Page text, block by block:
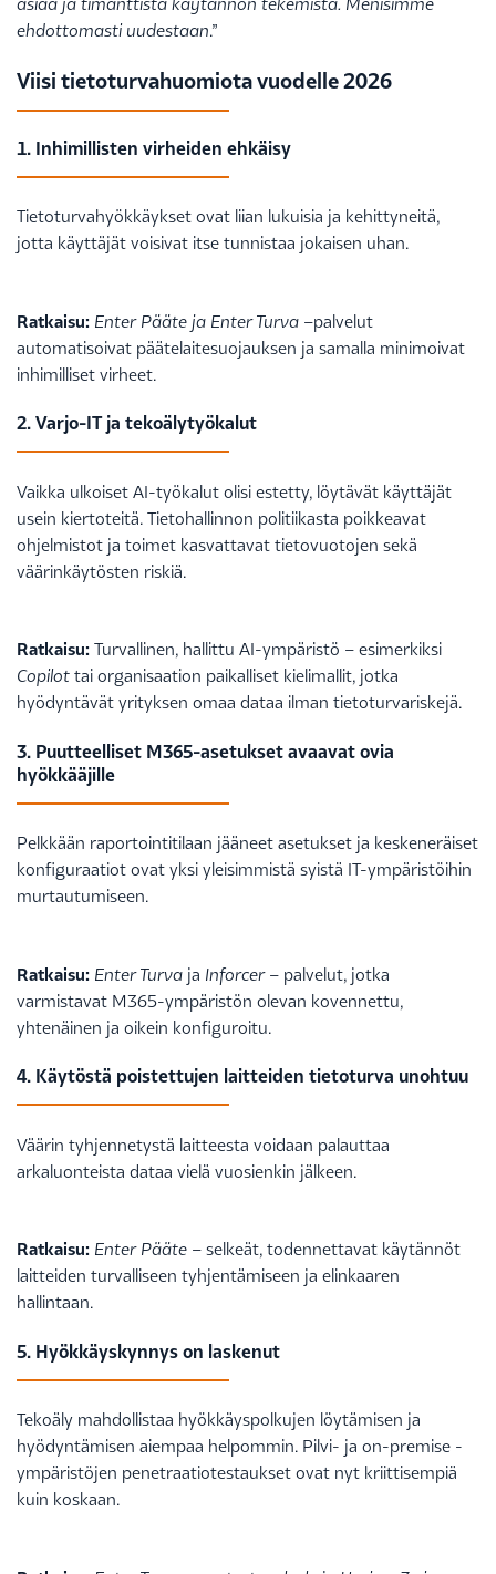
ehdottomasti uudestaan .”
Viisi tietoturvahuomiota vuodelle 2026
1. Inhimillisten virheiden ehkäisy
Tietoturvahyökkäykset ovat liian lukuisia ja kehittyneitä,
jotta käyttäjät voisivat itse tunnistaa jokaisen uhan.
Ratkaisu: Enter Pääte ja Enter Turva –palvelut
automatisoivat päätelaitesuojauksen ja samalla minimoivat
inhimilliset virheet.
2. Varjo-IT ja tekoälytyökalut
Vaikka ulkoiset AI-työkalut olisi estetty, löytävät käyttäjät
usein kiertoteitä. Tietohallinnon politiikasta poikkeavat
ohjelmistot ja toimet kasvattavat tietovuotojen sekä
väärinkäytösten riskiä.
Ratkaisu: Turvallinen, hallittu AI-ympäristö – esimerkiksi
Copilot tai organisaation paikalliset kielimallit, jotka
hyödyntävät yrityksen omaa dataa ilman tietoturvariskejä.
3. Puutteelliset M365-asetukset avaavat ovia
hyökkääjille
Pelkkään raportointitilaan jääneet asetukset ja keskeneräiset
konfiguraatiot ovat yksi yleisimmistä syistä IT-ympäristöihin
murtautumiseen.
Ratkaisu: Enter Turva ja Inforcer– palvelut, jotka
varmistavat M365-ympäristön olevan kovennettu,
yhtenäinen ja oikein konfiguroitu.
4. Käytöstä poistettujen laitteiden tietoturva unohtuu
Väärin tyhjennetystä laitteesta voidaan palauttaa
arkaluonteista dataa vielä vuosienkin jälkeen.
Ratkaisu: Enter Pääte – selkeät, todennettavat käytännöt
laitteiden turvalliseen tyhjentämiseen ja elinkaaren
hallintaan.
5. Hyökkäyskynnys on laskenut
Tekoäly mahdollistaa hyökkäyspolkujen löytämisen ja
hyödyntämisen aiempaa helpommin. Pilvi- ja on-premise -
ympäristöjen penetraatiotestaukset ovat nyt kriittisempiä
kuin koskaan.